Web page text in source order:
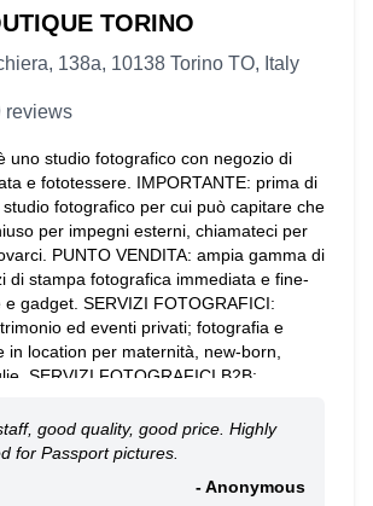
TORINO
138a, 10138 Torino TO, Italy
reviews
uno studio fotografico con negozio di
e fototessere. IMPORTANTE: prima di
fotografico per cui può capitare che
per impegni esterni, chiamateci per
PUNTO VENDITA: ampia gamma di
di stampa fotografica immediata e fine-
gadget. SERVIZI FOTOGRAFICI:
ed eventi privati; fotografia e
in location per maternità, new-born,
SERVIZI FOTOGRAFICI B2B:
portrait, cataloghi e advertising.
good quality, good price. Highly
for Passport pictures.
- Anonymous